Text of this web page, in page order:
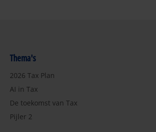
Thema's
2026 Tax Plan
AI in Tax
De toekomst van Tax
Pijler 2